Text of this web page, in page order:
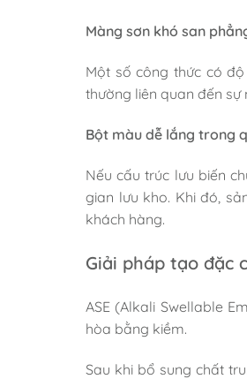
Màng sơn khó san
Một số công thức có
thường liên quan đến
Bột màu dễ lắng trong
Nếu cấu trúc lưu biến
gian lưu kho. Khi đó,
khách hàng.
Giải pháp tạo đặc
ASE (Alkali Swellable
hòa bằng kiềm.
Sau khi bổ sung chất